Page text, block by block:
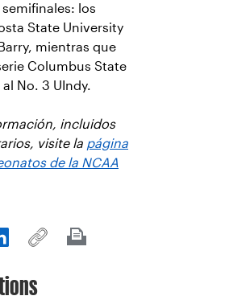
los
State University
mientras que
Columbus State
No. 3 UIndy.
incluidos
visite la página
de la NCAA